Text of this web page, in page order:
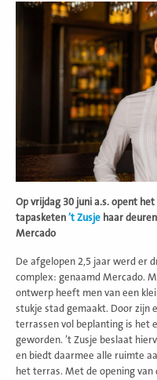
Op vrijdag 30 juni a.s. opent
tapasketen ’t Zusje haar
Mercado
De afgelopen 2,5 jaar werd er
complex: genaamd Mercado.
ontwerp heeft men van een
stukje stad gemaakt. Door zijn
terrassen vol beplanting is het
geworden. ’t Zusje beslaat
en biedt daarmee alle ruimte
het terras. Met de opening